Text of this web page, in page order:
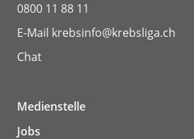
0800 11 88 11
E-Mail krebsinfo@krebsliga.ch
Chat
Medienstelle
Jobs